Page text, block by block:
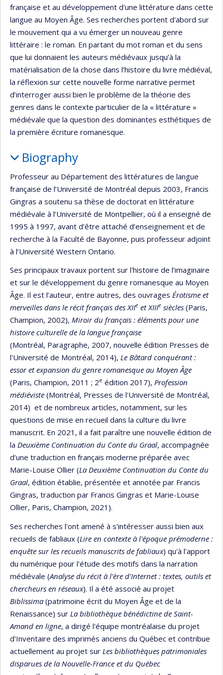
française et au développement d'une littérature dans cette
langue au Moyen Âge. Ses recherches portent d'abord sur
le mouvement qui a vu émerger un nouveau genre
littéraire : le roman. En partant du mot roman et du sens
que lui donnaient les auteurs médiévaux jusqu’à la
matérialisation de la chose dans l’histoire du livre médiéval,
la réflexion sur cette nouvelle forme narrative permet
d’interroger aussi bien le problème de la théorie des
genres dans le contexte particulier de la « littérature »
médiévale que la question des dominantes esthétiques de
la première écriture romanesque.
Biography
Professeur au Département des littératures de langue
française de l’Université de Montréal depuis 2003, Francis
Gingras a soutenu sa thèse de doctorat en littérature
médiévale à l’Université de Montpellier, où il a enseigné de
1995 à 1997, avant d’être attaché d’enseignement et de
recherche à la Faculté de Bayonne, puis professeur adjoint
à l’Université Western Ontario.
Ses principaux travaux portent sur l'histoire de l'imaginaire
et sur le développement du genre romanesque au Moyen
Âge. Il est l’auteur, entre autres, des ouvrages Érotisme et
merveilles dans le récit français des XIIe et XIIIe siècles (Paris,
Champion, 2002), Miroir du français : éléments pour une
histoire culturelle de la langue française
(Montréal, Paragraphe, 2007, nouvelle édition Presses de
l'Université de Montréal, 2014), Le Bâtard conquérant :
essor et expansion du genre romanesque au Moyen Âge
(Paris, Champion, 2011 ; 2e édition 2017), Profession
médiéviste (Montréal, Presses de l'Université de Montréal,
2014) et de nombreux articles, notamment, sur les
questions de mise en recueil dans la culture du livre
manuscrit. En 2021, il a fait paraître une nouvelle édition de
la Deuxième Continuation du Conte du Graal, accompagnée
d'une traduction en français moderne préparée avec
Marie-Louise Ollier (La Deuxième Continuation du Conte du
Graal, édition établie, présentée et annotée par Francis
Gingras, traduction par Francis Gingras et Marie-Louise
Ollier, Paris, Champion, 2021).
Ses recherches l'ont amené à s'intéresser aussi bien aux
recueils de fabliaux (Lire en contexte à l'époque prémoderne :
enquête sur les recueils manuscrits de fabliaux) qu'à l'apport
du numérique pour l'étude des motifs dans la narration
médiévale (Analyse du récit à l'ère d'Internet : textes, outils et
chercheurs en réseaux). Il a été associé au projet
Biblissima (patrimoine écrit du Moyen Âge et de la
Renaissance) sur La bibliothèque bénédictine de Saint-
Amand en ligne, a dirigé l'équipe montréalaise du projet
d'Inventaire des imprimés anciens du Québec et contribue
actuellement au projet sur Les bibliothèques patrimoniales
disparues de la Nouvelle-France et du Québec